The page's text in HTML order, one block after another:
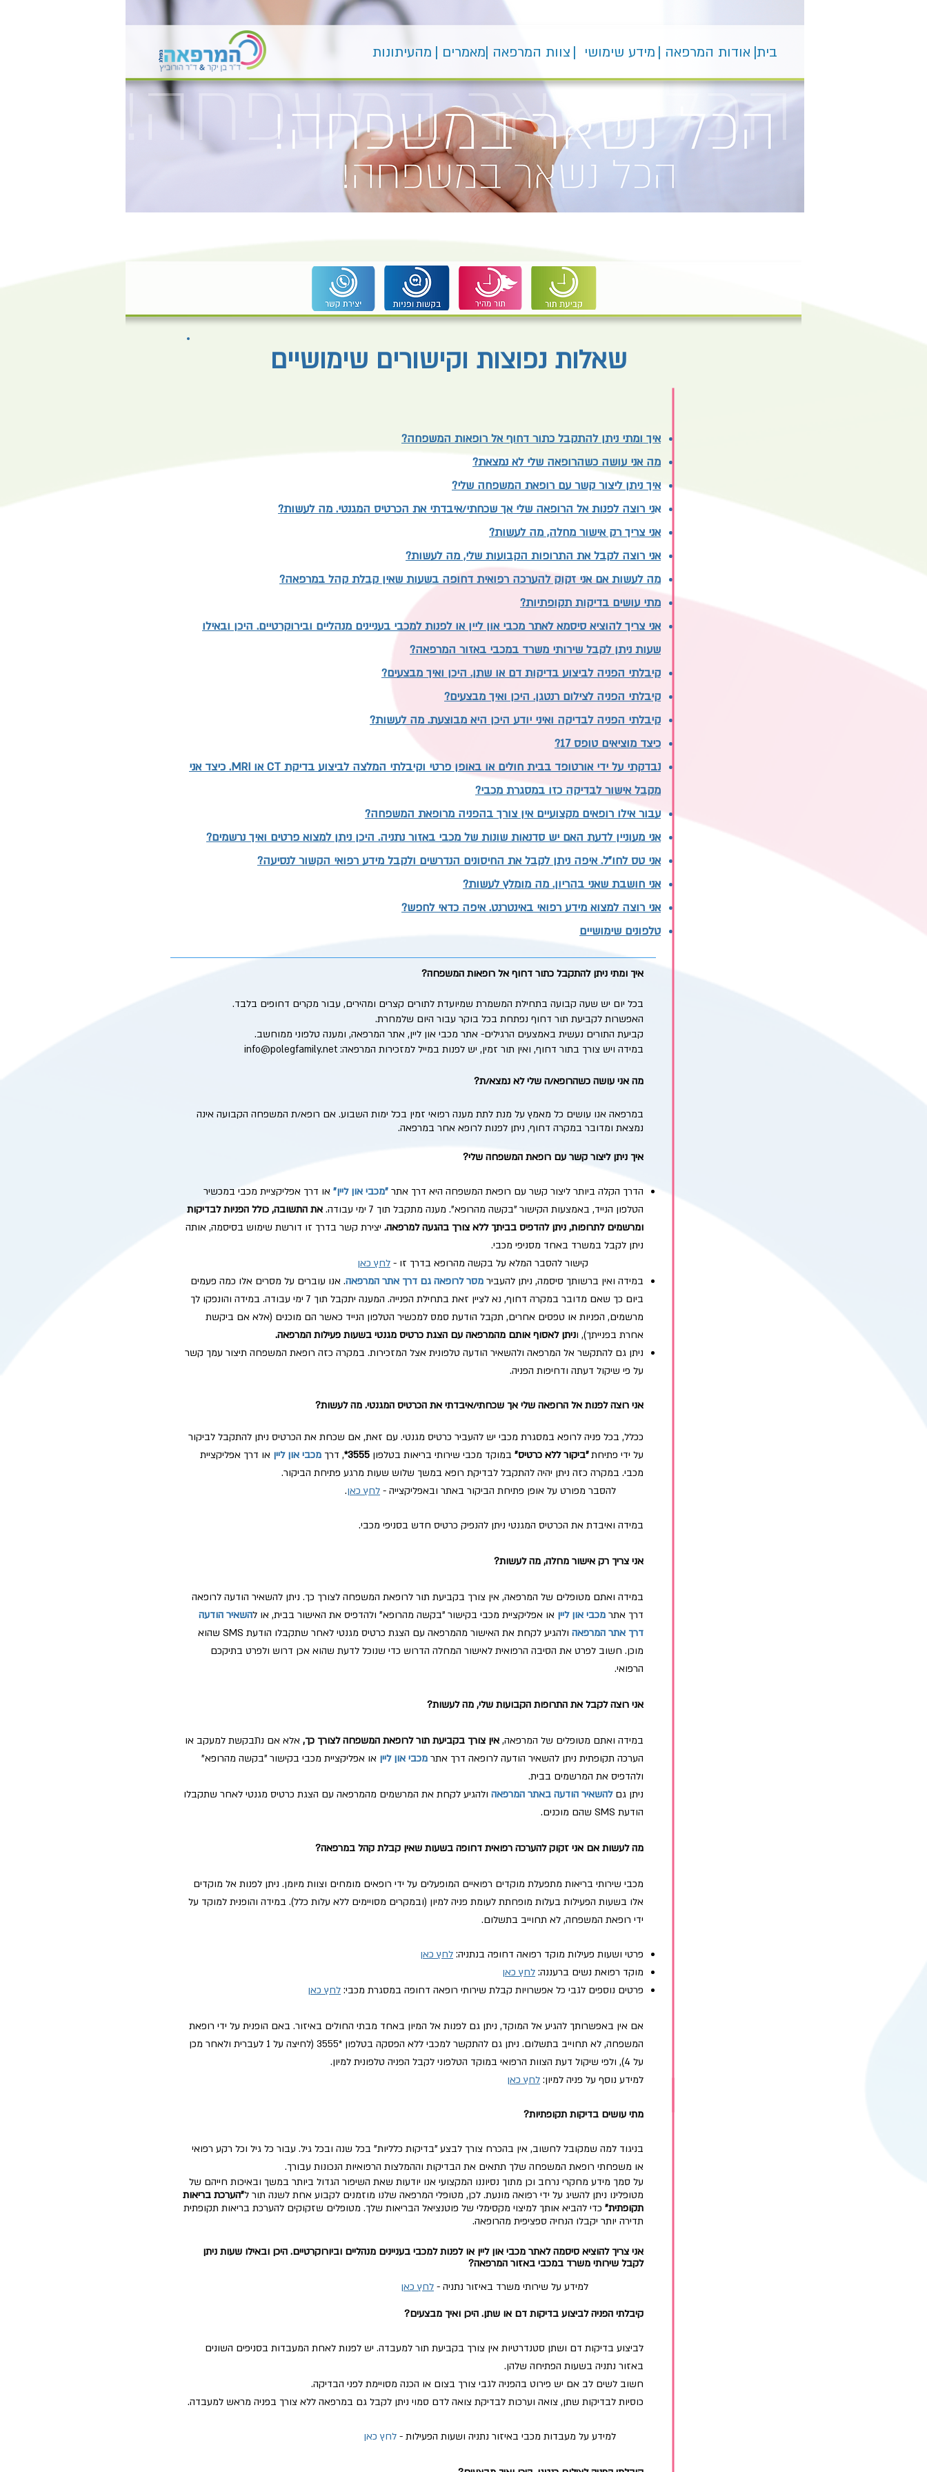
אודות המרפאה | בית| מידע שימושי | צוות המרפאה |מאמרים | מהעיתונות
שאלות נפוצות וקישורים שימושיים
איך ומתי ניתן להתקבל כתור דחוף אל רופאות המשפחה?
מה אני עושה כשהרופאה שלי לא נמצאת?
איך ניתן ליצור קשר עם רופאת המשפחה שלי?
אני רוצה לפנות אל הרופאה שלי אך שכחתי/איבדתי את הכרטיס המגנטי. מה לעשות?
אני צריך רק אישור מחלה, מה לעשות?
אני רוצה לקבל את התרופות הקבועות שלי, מה לעשות?
מה לעשות אם אני זקוק להערכה רפואית דחופה בשעות שאין קבלת קהל במרפאה?
מתי עושים בדיקות תקופתיות?
אני צריך להוציא סיסמא לאתר מכבי און ליין או לפנות למכבי בעניינים מנהליים ובירוקרטיים. היכן ובאילו
שעות ניתן לקבל שירותי משרד במכבי באזור המרפאה?
קיבלתי הפניה לביצוע בדיקות דם או שתן. היכן ואיך מבצעים?
קיבלתי הפניה לצילום רנטגן. היכן ואיך מבצעים?
קיבלתי הפניה לבדיקה ואיני יודע היכן היא מבוצעת. מה לעשות?
כיצד מוציאים טופס 17?
נבדקתי על ידי אורטופד בבית חולים או באופן פרטי וקיבלתי המלצה לביצוע בדיקת CT או MRI. כיצד אני
מקבל אישור לבדיקה כזו במסגרת מכבי?
עבור אילו רופאים מקצועיים אין צורך בהפניה מרופאת המשפחה?
אני מעוניין לדעת האם יש סדנאות שונות של מכבי באזור נתניה. היכן ניתן למצוא פרטים ואיך נרשמים?
אני טס לחו"ל. איפה ניתן לקבל את החיסונים הנדרשים ולקבל מידע רפואי הקשור לנסיעה?
אני חושבת שאני בהריון. מה מומלץ לעשות?
אני רוצה למצוא מידע רפואי באינטרנט. איפה כדאי לחפש?
טלפונים שימושיים
איך ומתי ניתן להתקבל כתור דחוף אל רופאות המשפחה?
בכל יום יש שעה קבועה בתחילת המשמרת שמיועדת לתורים קצרים ומהירים, עבור מקרים דחופים בלבד.
האפשרות לקביעת תור דחוף נפתחת בכל בוקר עבור היום שלמחרת.
קביעת התורים נעשית באמצעים הרגילים- אתר מכבי און ליין, אתר המרפאה, ומענה טלפוני ממוחשב.
במידה ויש צורך בתור דחוף, ואין תור זמין, יש לפנות במייל למזכירות המרפאה:info@polegfamily.net
מה אני עושה כשהרופא/ה שלי לא נמצא/ת?
במרפאה אנו עושים כל מאמץ על מנת לתת מענה רפואי זמין בכל ימות השבוע. אם רופא/ת המשפחה הקבועה אינה
נמצאת ומדובר במקרה דחוף, ניתן לפנות לרופא אחר במרפאה.
איך ניתן ליצור קשר עם רופאת המשפחה שלי?
הדרך הקלה ביותר ליצור קשר עם רופאת המשפחה היא דרך אתר "מכבי און ליין" או דרך אפליקציית מכבי במכשיר
הטלפון הנייד, באמצעות הקישור "בקשה מהרופא". מענה מתקבל תוך 7 ימי עבודה.
את התשובה, כולל הפניות לבדיקות
ומרשמים לתרופות, ניתן להדפיס בביתך ללא צורך בהגעה למרפאה. יצירת קשר בדרך זו דורשת שימוש בסיסמה, אותה
ניתן לקבל במשרד באחד מסניפי מכבי.
קישור להסבר המלא על בקשה מהרופא בדרך זו - לחץ כאן
במידה ואין ברשותך סיסמה, ניתן להעביר מסר לרופאה גם דרך אתר המרפאה. אנו עוברים על מסרים אלו כמה פעמים
ביום כך שאם מדובר במקרה דחוף, נא לציין זאת בתחילת הפנייה. המענה יתקבל תוך 7 ימי עבודה. במידה והונפקו לך
מרשמים, הפניות או טפסים אחרים, תקבל הודעת סמס למכשיר הטלפון הנייד כאשר הם מוכנים (אלא אם ביקשת
אחרת בפנייתך), וניתן לאסוף אותם מהמרפאה עם הצגת כרטיס מגנטי בשעות פעילות המרפאה.
ניתן גם להתקשר אל המרפאה ולהשאיר הודעה טלפונית אצל המזכירות. במקרה כזה רופאת המשפחה תיצור עמך קשר
על פי שיקול דעתה ודחיפות הפניה.
אני רוצה לפנות אל הרופאה שלי אך שכחתי/איבדתי את הכרטיס המגנטי. מה לעשות?
ככלל, בכל פניה לרופא במסגרת מכבי יש להעביר כרטיס מגנטי. עם זאת, אם שכחת את הכרטיס ניתן להתקבל לביקור
על ידי פתיחת"ביקור ללא כרטיס" במוקד מכבי שירותי בריאות בטלפון 3555*
, דרך מכבי און ליין או דרך אפליקציית
מכבי. במקרה כזה ניתן יהיה להתקבל לבדיקת רופא במשך שלוש שעות מרגע פתיחת הביקור.
להסבר מפורט על אופן פתיחת הביקור באתר ובאפליקצייה - לחץ כאן.
במידה ואיבדת את הכרטיס המגנטי ניתן להנפיק כרטיס חדש בסניפי מכבי.
אני צריך רק אישור מחלה, מה לעשות?
במידה ואתם מטופלים של המרפאה, אין צורך בקביעת תור לרופאת המשפחה לצורך כך. ניתן להשאיר הודעה לרופאה
דרך אתר מכבי און ליין או אפליקציית מכבי בקישור "בקשה מהרופא" ולהדפיס את האישור בבית, או להשאיר הודעה
דרך אתר המרפאה
ולהגיע לקחת את האישור מהמרפאה עם הצגת כרטיס מגנטי לאחר שתקבלו הודעת SMS שהוא
מוכן. חשוב לפרט את הסיבה הרפואית לאישור המחלה הדרוש כדי שנוכל לדעת שהוא אכן דרוש ולפרט בתיקכם
הרפואי.
אני רוצה לקבל את התרופות הקבועות שלי, מה לעשות?
במידה ואתם מטופלים של המרפאה, אין צורך בקביעת תור לרופאת המשפחה לצורך כך, אלא אם נתבקשת למעקב או
הערכה תקופתית ניתן להשאיר הודעה לרופאה דרך אתר מכבי און ליין או אפליקציית מכבי בקישור "בקשה מהרופא"
ולהדפיס את המרשמים בבית.
ניתן גםלהשאיר הודעה באתר המרפאה ולהגיע לקחת את המרשמים מהמרפאה עם הצגת כרטיס מגנטי לאחר שתקבלו
הודעת SMS שהם מוכנים.
מה לעשות אם אני זקוק להערכה רפואית דחופה בשעות שאין קבלת קהל במרפאה?
מכבי שירותי בריאות מתפעלת מוקדים רפואיים המופעלים על ידי רופאים מומחים וצוות מיומן. ניתן לפנות אל מוקדים
אלו בשעות הפעילות בעלות מופחתת לעומת פניה למיון (ובמקרים מסויימים ללא עלות כלל). במידה והופנית למוקד על
ידי רופאת המשפחה, לא תחוייב בתשלום.
פרטי ושעות פעילות מוקד רפואה דחופה בנתניה: לחץ כאן
מוקד רפואת נשים ברעננה: לחץ כאן
פרטים נוספים לגבי כל אפשרויות קבלת שירותי רופאה דחופה במסגרת מכבי: לחץ כאן
אם אין באפשרותך להגיע אל המוקד, ניתן גם לפנות אל המיון באחד מבתי החולים באיזור. באם הופנית על ידי רופאת
המשפחה, לא תחוייב בתשלום. ניתן גם להתקשר למכבי ללא הפסקה בטלפון *3555 (לחיצה על 1 לעברית ולאחר מכן
על 4), ולפי שיקול דעת הצוות הרפואי במוקד הטלפוני לקבל הפניה טלפונית למיון.
למידע נוסף על פניה למיון: לחץ כאן
מתי עושים בדיקות תקופתיות?
בניגוד למה שמקובל לחשוב, אין בהכרח צורך לבצע "בדיקות כלליות" בכל שנה ובכל גיל. עבור כל גיל וכל רקע רפואי
או משפחתי רופאת המשפחה שלך תתאים את הבדיקות וההמלצות הרפואיות הנכונות עבורך.
על סמך מידע מחקרי נרחב וכן מתוך נסיוננו המקצועי אנו יודעות שאת השיפור הגדול ביותר במשך ובאיכות חייהם של
מטופלינו ניתן להשיג על ידי רפואה מונעת. לכן, מטופלי המרפאה שלנו מוזמנים לקבוע אחת לשנה תור ל"הערכת בריאות
תקופתית" כדי להביא אותך למיצוי מקסימלי של פוטנציאל הבריאות שלך. מטופלים שזקוקים להערכת בריאות תקופתית
תדירה יותר יקבלו הנחיה ספציפית מהרופאה.
אני צריך להוציא סיסמה לאתר מכבי און ליין או לפנות למכבי בעניינים מנהליים וביורוקרטיים. היכן ובאילו שעות ניתן
לקבל שירותי משרד במכבי באזור המרפאה?
למידע על שירותי משרד באיזור נתניה - לחץ כאן
קיבלתי הפניה לביצוע בדיקות דם או שתן. היכן ואיך מבצעים?
לביצוע בדיקות דם ושתן סטנדרטיות אין צורך בקביעת תור למעבדה. יש לפנות לאחת המעבדות בסניפים השונים
באזור נתניה בשעות הפתיחה שלהן.
חשוב לשים לב אם יש פירוט בהפניה לגבי צורך בצום או הכנה מסויימת לפני הבדיקה.
כוסיות לבדיקות שתן, צואה וערכות לבדיקת צואה לדם סמוי ניתן לקבל גם במרפאה ללא צורך בפניה מראש למעבדה.
למידע על מעבדות מכבי באיזור נתניה ושעות הפעילות - לחץ כאן